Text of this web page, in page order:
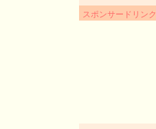
スポンサードリンク